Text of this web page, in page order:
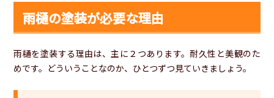
雨樋の塗装が必要な理由
雨樋を塗装する理由は、主に２つあります。耐久性と美観のた
めです。どういうことなのか、ひとつずつ見ていきましょう。